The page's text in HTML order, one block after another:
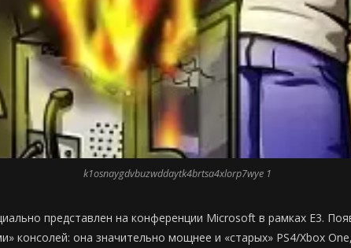
k1osnaygdvbuzwddaytk4brtsa4xlorp7wye 1
представлен на конференции Microsoft в рамках Е3.
консолей: она значительно мощнее и «старых» PS4/Xbox